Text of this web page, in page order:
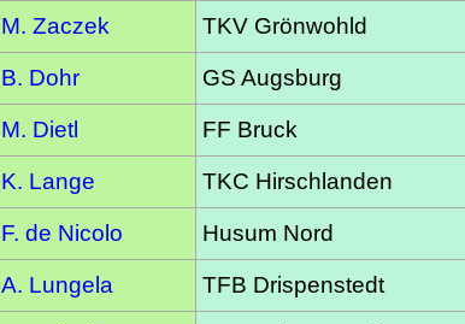
M. Zaczek TKV Grönwohld
B. Dohr GS Augsburg
M. Dietl FF Bruck
K. Lange TKC Hirschlanden
F. de Nicolo Husum Nord
A. Lungela TFB Drispenstedt